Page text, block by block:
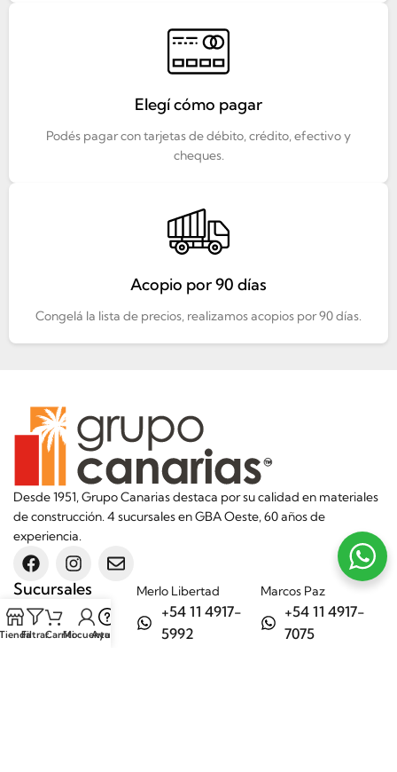
Elegí cómo pagar
Podés pagar con tarjetas de débito, crédito, efectivo y
cheques.
Acopio por 90 días
Congelá la lista de precios, realizamos acopios por 90 días.
Desde 1951, Grupo Canarias destaca por su calidad en materiales
de construcción. 4 sucursales en GBA Oeste, 60 años de
experiencia.
Sucursales Merlo Libertad
+54 11 4917-
5992
Marcos Paz
+54 11 4917-
7075
FiltrarCarritoMi cuenta
Ayuda